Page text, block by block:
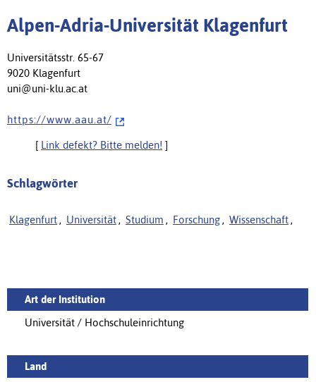
Alpen-Adria-Universität Klagenfurt
Universitätsstr. 65-67
9020 Klagenfurt
uni@uni-klu.ac.at
h t t p s : / / w w w . a a u . a t /
[ Link defekt? Bitte melden! ]
Schlagwörter
Klagenfurt , Universität , Studium , Forschung , Wissenschaft ,
Art der Institution
Universität / Hochschuleinrichtung
Land